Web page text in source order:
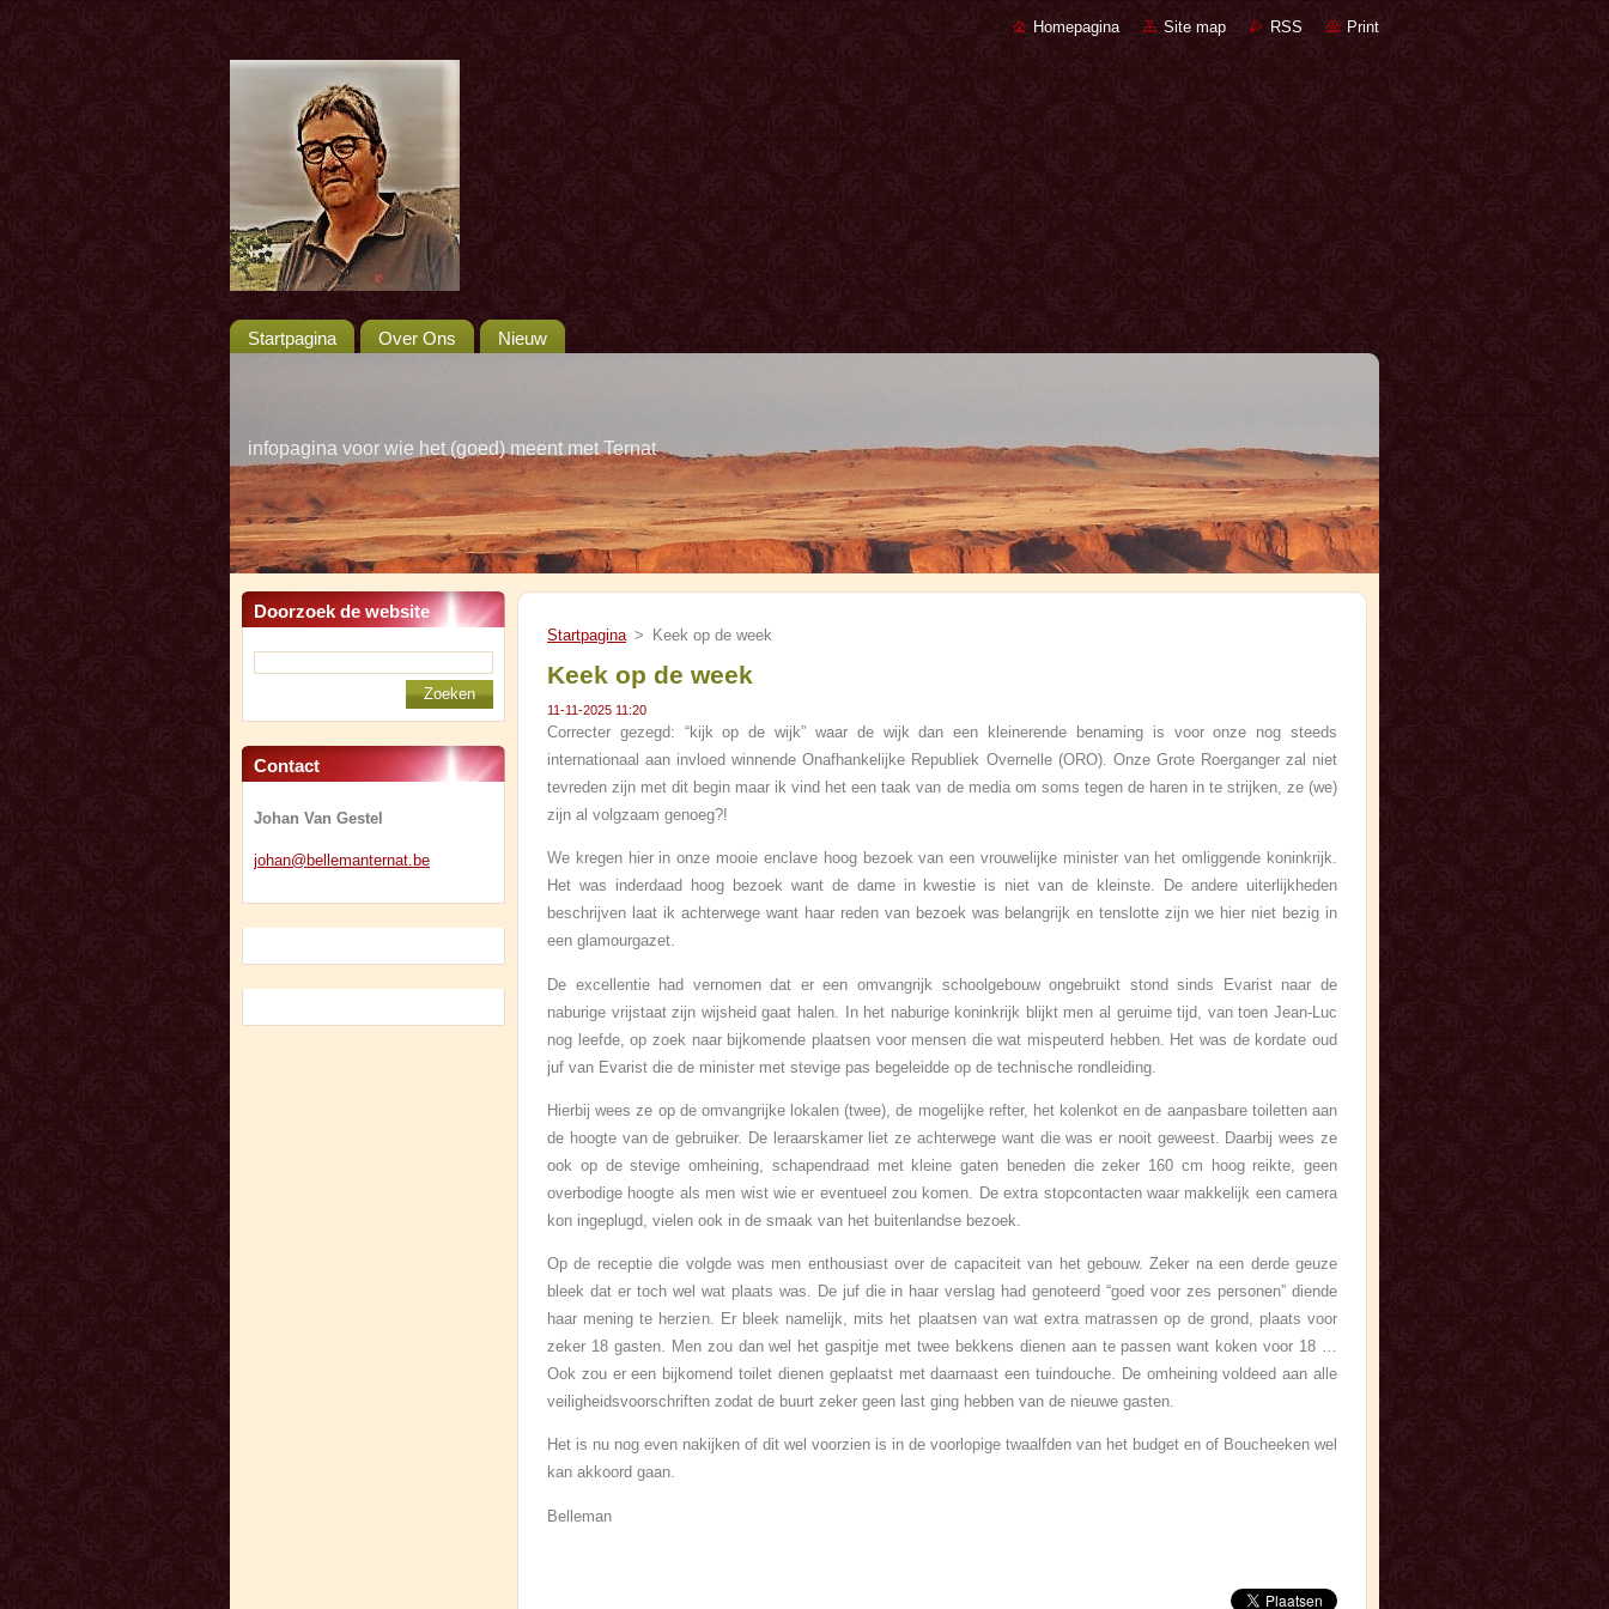
Homepagina Site map RSS Print
Startpagina Over Ons Nieuw
infopagina voor wie het (goed) meent met Ternat
Doorzoek de website
Contact
Johan Van Gestel
johan@be llemanternat.be
Startpagina > Keek op de week
Keek op de week
11-11-2025 11:20
Correcter gezegd: “kijk op de wijk” waar de wijk dan een kleinerende benaming is voor onze nog steeds
internationaal aan invloed winnende Onafhankelijke Republiek Overnelle (ORO). Onze Grote Roerganger zal niet
tevreden zijn met dit begin maar ik vind het een taak van de media om soms tegen de haren in te strijken, ze (we)
zijn al volgzaam genoeg?!
We kregen hier in onze mooie enclave hoog bezoek van een vrouwelijke minister van het omliggende koninkrijk.
Het was inderdaad hoog bezoek want de dame in kwestie is niet van de kleinste. De andere uiterlijkheden
beschrijven laat ik achterwege want haar reden van bezoek was belangrijk en tenslotte zijn we hier niet bezig in
een glamourgazet.
De excellentie had vernomen dat er een omvangrijk schoolgebouw ongebruikt stond sinds Evarist naar de
naburige vrijstaat zijn wijsheid gaat halen. In het naburige koninkrijk blijkt men al geruime tijd, van toen Jean-Luc
nog leefde, op zoek naar bijkomende plaatsen voor mensen die wat mispeuterd hebben. Het was de kordate oud
juf van Evarist die de minister met stevige pas begeleidde op de technische rondleiding.
Hierbij wees ze op de omvangrijke lokalen (twee), de mogelijke refter, het kolenkot en de aanpasbare toiletten aan
de hoogte van de gebruiker. De leraarskamer liet ze achterwege want die was er nooit geweest. Daarbij wees ze
ook op de stevige omheining, schapendraad met kleine gaten beneden die zeker 160 cm hoog reikte, geen
overbodige hoogte als men wist wie er eventueel zou komen. De extra stopcontacten waar makkelijk een camera
kon ingeplugd, vielen ook in de smaak van het buitenlandse bezoek.
Op de receptie die volgde was men enthousiast over de capaciteit van het gebouw. Zeker na een derde geuze
bleek dat er toch wel wat plaats was. De juf die in haar verslag had genoteerd “goed voor zes personen” diende
haar mening te herzien. Er bleek namelijk, mits het plaatsen van wat extra matrassen op de grond, plaats voor
zeker 18 gasten. Men zou dan wel het gaspitje met twee bekkens dienen aan te passen want koken voor 18 …
Ook zou er een bijkomend toilet dienen geplaatst met daarnaast een tuindouche. De omheining voldeed aan alle
veiligheidsvoorschriften zodat de buurt zeker geen last ging hebben van de nieuwe gasten.
Het is nu nog even nakijken of dit wel voorzien is in de voorlopige twaalfden van het budget en of Boucheeken wel
kan akkoord gaan.
Belleman